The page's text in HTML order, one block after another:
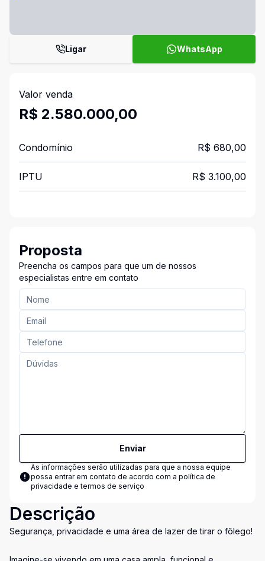
Ligar WhatsApp
Valor venda
R$ 2.580.000,00
Condomínio R$ 680,00
IPTU R$ 3.100,00
Proposta
Preencha os campos para que um de nossos
especialistas entre em contato
Enviar
As informações serão utilizadas para que a nossa equipe
possa entrar em contato de acordo com a política de
privacidade e termos de serviço
Descrição
Segurança, privacidade e uma área de lazer de tirar o fôlego!